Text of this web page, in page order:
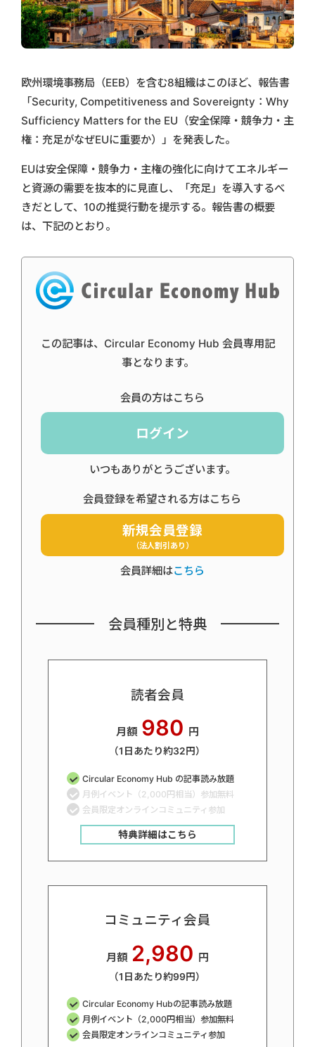
欧州環境事務局（EEB）を含む8組織はこのほど、報告書
「Security, Competitiveness and Sovereignty：Why
Sufficiency Matters for the EU（安全保障・競争力・主
権：充足がなぜEUに重要か）」を発表した。
EUは安全保障・競争力・主権の強化に向けてエネルギー
と資源の需要を抜本的に見直し、「充足」を導入するべ
きだとして、10の推奨行動を提示する。報告書の概要
は、下記のとおり。
この記事は、Circular Economy Hub 会員専用記
事となります。
会員の方はこちら
ログイン
いつもありがとうございます。
会員登録を希望される方はこちら
新規会員登録
（法人割引あり）
会員詳細はこちら
会員種別と特典
読者会員
月額 980 円
（1日あたり約32円）
Circular Economy Hub の記事読み放題
月例イベント（2,000円相当）参加無料
会員限定オンラインコミュニティ参加
特典詳細はこちら
コミュニティ会員
月額 2,980 円
（1日あたり約99円）
Circular Economy Hubの記事読み放題
月例イベント（2,000円相当）参加無料
会員限定オンラインコミュニティ参加